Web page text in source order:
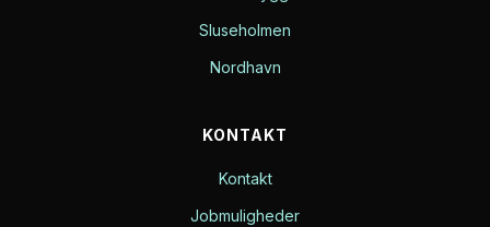
Sluseholmen
Nordhavn
KONTAKT
Kontakt
Jobmuligheder